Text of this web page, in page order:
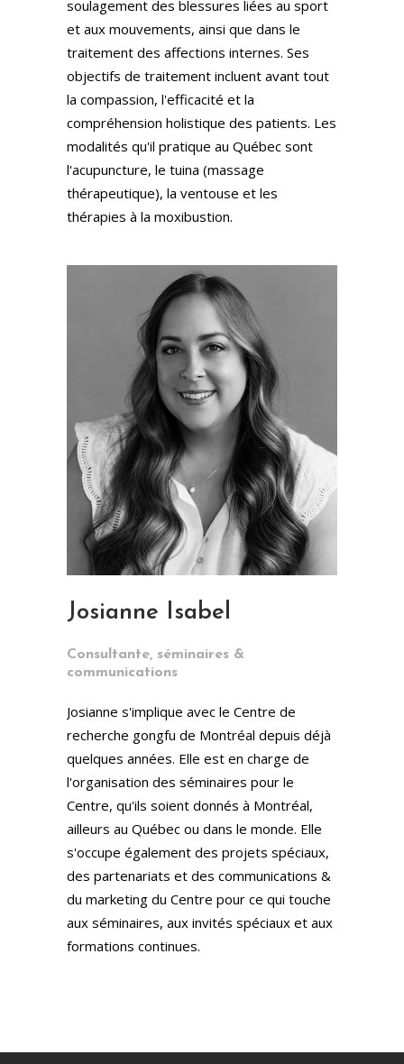
soulagement des blessures liées au sport
et aux mouvements, ainsi que dans le
traitement des affections internes. Ses
objectifs de traitement incluent avant tout
la compassion, l'efficacité et la
compréhension holistique des patients. Les
modalités qu'il pratique au Québec sont
l'acupuncture, le tuina (massage
thérapeutique), la ventouse et les
thérapies à la moxibustion.
Josianne Isabel
Consultante, séminaires &
communications
Josianne s'implique avec le Centre de
recherche gongfu de Montréal depuis déjà
quelques années. Elle est en charge de
l'organisation des séminaires pour le
Centre, qu'ils soient donnés à Montréal,
ailleurs au Québec ou dans le monde. Elle
s'occupe également des projets spéciaux,
des partenariats et des communications &
du marketing du Centre pour ce qui touche
aux séminaires, aux invités spéciaux et aux
formations continues.